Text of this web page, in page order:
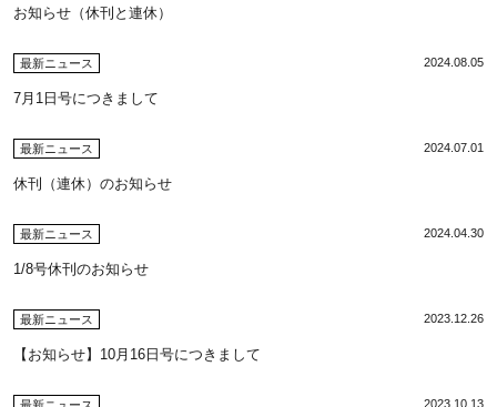
お知らせ（休刊と連休）
最新ニュース 2024.08.05
7月1日号につきまして
最新ニュース 2024.07.01
休刊（連休）のお知らせ
最新ニュース 2024.04.30
1/8号休刊のお知らせ
最新ニュース 2023.12.26
【お知らせ】10月16日号につきまして
2023.10.13